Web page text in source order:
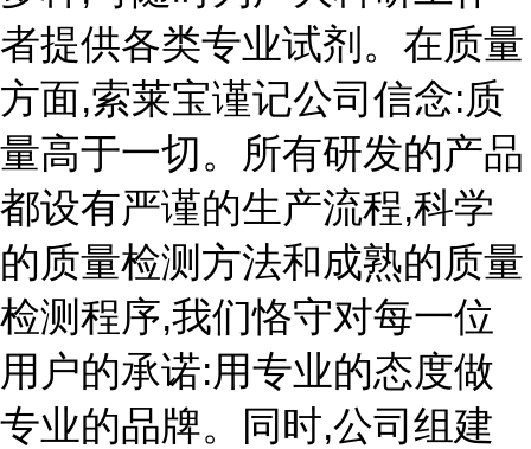
者提供各类专业试剂。在质量
方面,索莱宝谨记公司信念:质
量高于一切。所有研发的产品
都设有严谨的生产流程,科学
的质量检测方法和成熟的质量
检测程序,我们恪守对每一位
用户的承诺:用专业的态度做
专业的品牌。同时,公司组建